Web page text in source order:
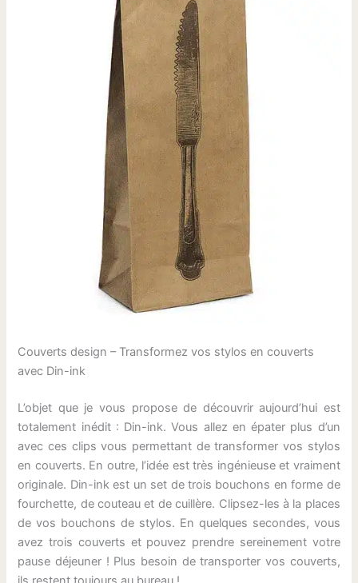
Couverts design – Transformez vos stylos en couverts
avec Din-ink
L’objet que je vous propose de découvrir aujourd’hui est
totalement inédit : Din-ink. Vous allez en épater plus d’un
avec ces clips vous permettant de transformer vos stylos
en couverts. En outre, l’idée est très ingénieuse et vraiment
originale. Din-ink est un set de trois bouchons en forme de
fourchette, de couteau et de cuillère. Clipsez-les à la places
de vos bouchons de stylos. En quelques secondes, vous
avez trois couverts et pouvez prendre sereinement votre
pause déjeuner ! Plus besoin de transporter vos couverts,